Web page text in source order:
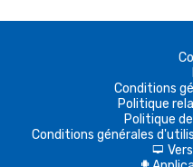
Conditions
Politique
Politique
Conditions générales
d